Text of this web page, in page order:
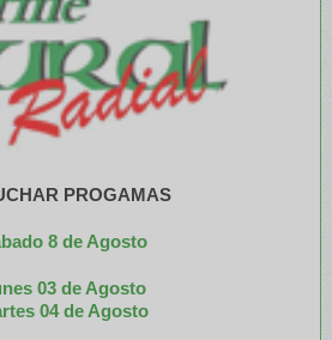
PROGAMAS
8 de Agosto
03 de Agosto
04 de Agosto